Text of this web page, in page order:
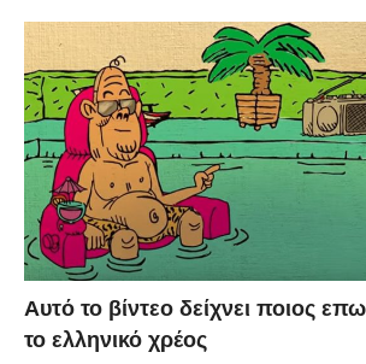
Αυτό το βίντεο δείχνει ποιος
το ελληνικό χρέος